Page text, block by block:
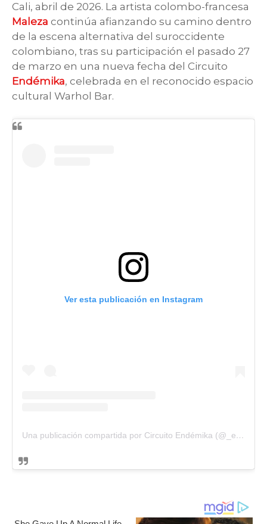
Cali, abril de 2026. La artista colombo-francesa
Maleza continúa afianzando su camino dentro
de la escena alternativa del suroccidente
colombiano, tras su participación el pasado 27
de marzo en una nueva fecha del Circuito
Endémika, celebrada en el reconocido espacio
cultural Warhol Bar.
Ver esta publicación en Instagram
Una publicación compartida por Circuito Endémika (@_endemika_)